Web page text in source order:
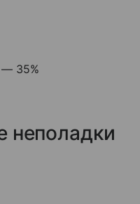
— 35%
неполадки